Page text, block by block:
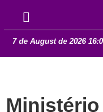
7 de August de 2026